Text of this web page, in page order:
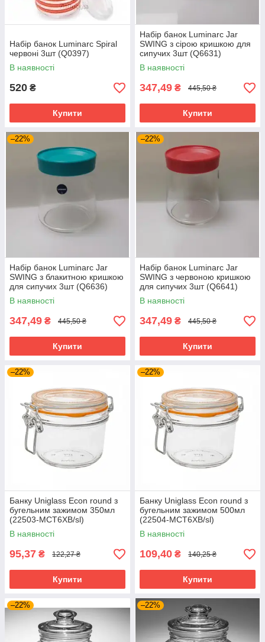
Набір банок Luminarc Spiral
червоні 3шт (Q0397)
В наявності
520 ₴
Купити
Набір банок Luminarc Jar
SWING з сірою кришкою для
сипучих 3шт (Q6631)
В наявності
347,49 ₴ 445,50 ₴
Купити
–22%
Набір банок Luminarc Jar
SWING з блакитною кришкою
для сипучих 3шт (Q6636)
В наявності
347,49 ₴ 445,50 ₴
Купити
–22%
Набір банок Luminarc Jar
SWING з червоною кришкою
для сипучих 3шт (Q6641)
В наявності
347,49 ₴ 445,50 ₴
Купити
–22%
Банку Uniglass Econ round з
бугельним зажимом 350мл
(22503-МСТ6ХВ/sl)
В наявності
95,37 ₴ 122,27 ₴
Купити
–22%
Банку Uniglass Econ round з
бугельним зажимом 500мл
(22504-МСТ6ХВ/sl)
В наявності
109,40 ₴ 140,25 ₴
Купити
–22% –22%